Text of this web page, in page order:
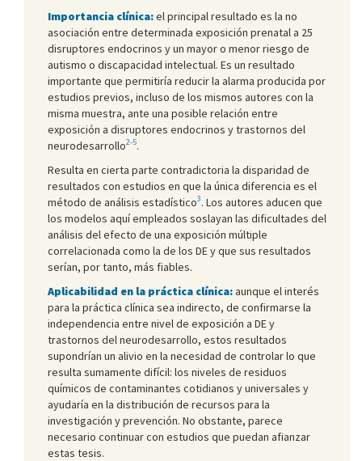
Importancia clínica:el principal resultado es la no
asociación entre determinada exposición prenatal a 25
disruptores endocrinos y un mayor o menor riesgo de
autismo o discapacidad intelectual. Es un resultado
importante que permitiría reducir la alarma producida por
estudios previos, incluso de los mismos autores con la
misma muestra, ante una posible relación entre
exposición a disruptores endocrinos y trastornos del
neurodesarrollo2-5.
Resulta en cierta parte contradictoria la disparidad de
resultados con estudios en que la única diferencia es el
método de análisis estadístico3. Los autores aducen que
los modelos aquí empleados soslayan las dificultades del
análisis del efecto de una exposición múltiple
correlacionada como la de los DE y que sus resultados
serían, por tanto, más fiables.
Aplicabilidad en la práctica clínica:aunque el interés
para la práctica clínica sea indirecto, de confirmarse la
independencia entre nivel de exposición a DE y
trastornos del neurodesarrollo, estos resultados
supondrían un alivio en la necesidad de controlar lo que
resulta sumamente difícil: los niveles de residuos
químicos de contaminantes cotidianos y universales y
ayudaría en la distribución de recursos para la
investigación y prevención. No obstante, parece
necesario continuar con estudios que puedan afianzar
estas tesis.